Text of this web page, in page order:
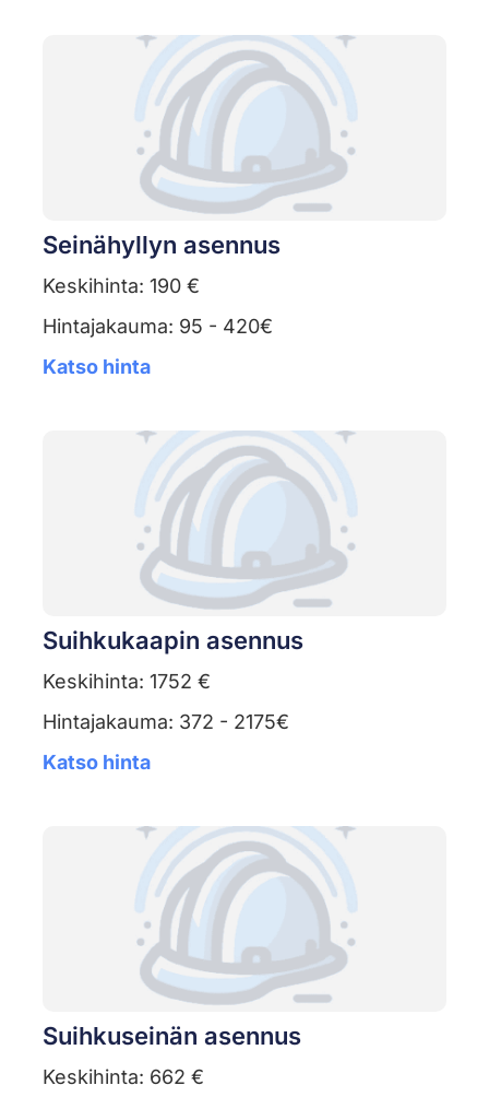
Seinähyllyn asennus
Keskihinta: 190 €
Hintajakauma: 95 - 420€
Katso hinta
Suihkukaapin asennus
Keskihinta: 1752 €
Hintajakauma: 372 - 2175€
Katso hinta
Suihkuseinän asennus
Keskihinta: 662 €